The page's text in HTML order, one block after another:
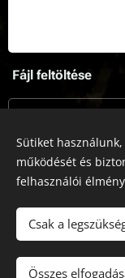
Fájl feltöltése
Küldés
Sütiket
működését és
felhasználói
Csak a
Összes